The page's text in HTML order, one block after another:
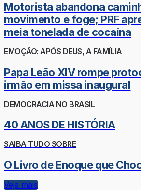
Motorista abandona
movimento e foge; PRF
meia tonelada de cocaína
EMOÇÃO: APÓS DEUS, A FAMÍLIA
Papa Leão XIV rompe
irmão em missa inaugural
DEMOCRACIA NO BRASIL
40 ANOS DE HISTÓRIA
SAIBA TUDO SOBRE
O Livro de Enoque que
Veja mais